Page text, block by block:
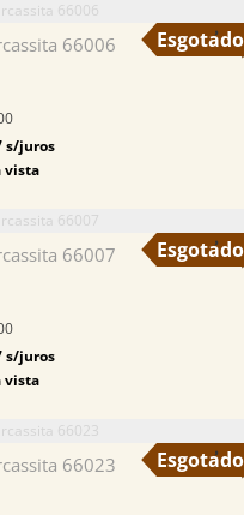
66006
s/juros
66007
s/juros
66023